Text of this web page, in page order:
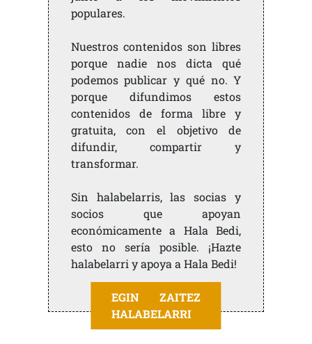
populares.
Nuestros contenidos son libres
porque nadie nos dicta qué
podemos publicar y qué no. Y
porque difundimos estos
contenidos de forma libre y
gratuita, con el objetivo de
difundir, compartir y
transformar.
Sin halabelarris, las socias y
socios que apoyan
económicamente a Hala Bedi,
esto no sería posible. ¡Hazte
halabelarri y apoya a Hala Bedi!
EGIN ZAITEZ
HALABELARRI